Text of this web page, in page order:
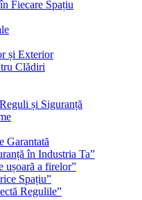
Fiecare Spațiu
și Exterior
Clădiri
și Siguranță
Garantată
în Industria Ta”
ușoară a firelor”
Spațiu”
Regulile”